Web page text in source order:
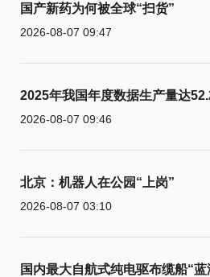
国产新药为何被全球“扫货”
2026-08-07 09:47
2025年我国年度数据生产量达
2026-08-07 09:46
北京：机器人在公园“上岗”
2026-08-07 03:10
国内最大自航式纯电驱布缆船“